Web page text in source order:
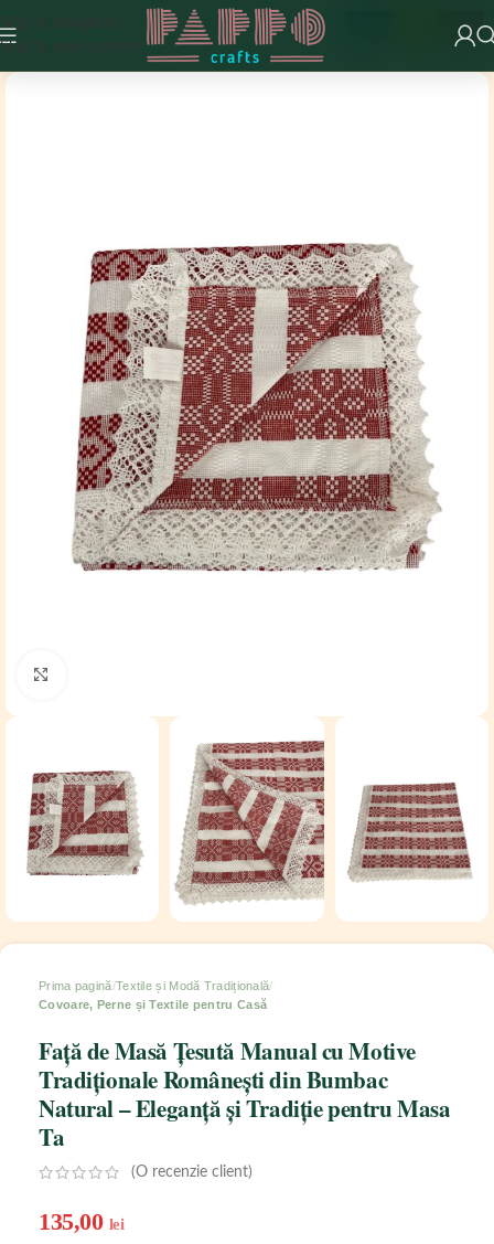
Skip to navigation
Skip to main content
Fabricat în România
Prima pagină Textile și Modă Tradițională
Covoare, Perne și Textile pentru Casă
Față de Masă Țesută Manual cu Motive
Tradiționale Românești din Bumbac
Natural – Eleganță și Tradiție pentru Masa
Ta
(O recenzie client)
135,00 lei